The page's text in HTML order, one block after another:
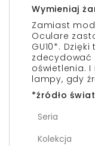
Wymieniaj
Zamiast
Oculare
GU10*.
zdecydować
oświetlenia.
lampy, gdy
*źródło
Seria
Kolekcja